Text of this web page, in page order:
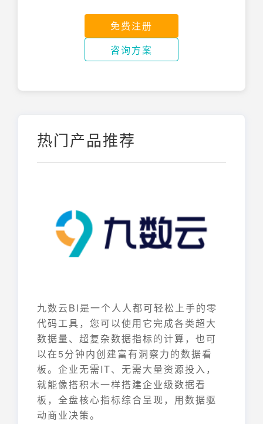
免费注册
咨询方案
热门产品推荐
九数云BI是一个人人都可轻松上手的零
代码工具，您可以使用它完成各类超大
数据量、超复杂数据指标的计算，也可
以在5分钟内创建富有洞察力的数据看
板。企业无需IT、无需大量资源投入，
就能像搭积木一样搭建企业级数据看
板，全盘核心指标综合呈现，用数据驱
动商业决策。